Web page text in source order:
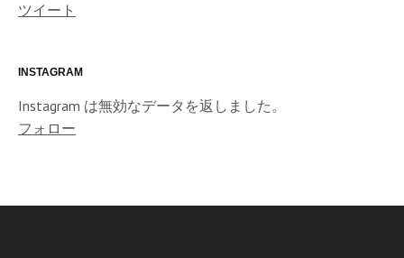
ツイート
INSTAGRAM
Instagram は無効なデータを返しました。
フォロー